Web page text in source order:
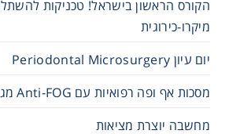
הקורס הראשון בישראל! טכניקות
מיקרו-כירוגית
יום עיון Periodontal Microsurgery
מסכות אף ופה רפואיות עם Anti-FOG מגינות בקורונה
מחשבה יוצרת מציאות